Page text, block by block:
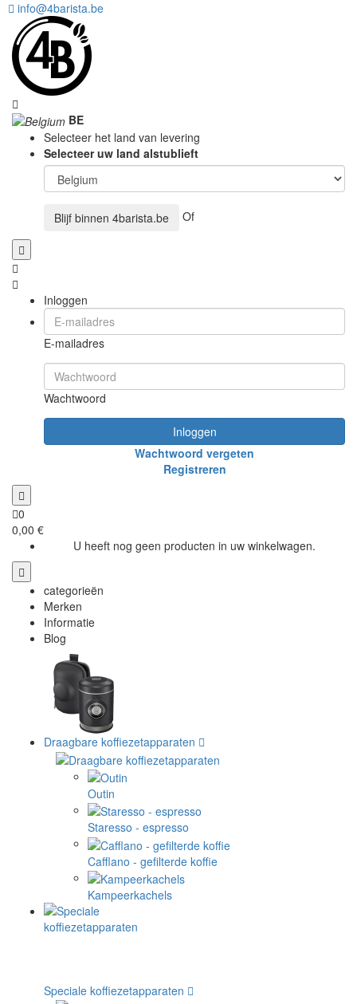
info@4barista.be
BE
Selecteer het land van levering
Selecteer uw land alstublieft
Blijf binnen 4barista.be Of
Inloggen
E-mailadres
Wachtwoord
Inloggen
Wachtwoord vergeten
Registreren
0
0,00 €
U heeft nog geen producten in uw winkelwagen.
categorieën
Merken
Informatie
Blog
Draagbare koffiezetapparaten
Outin
Staresso - espresso
Cafflano - gefilterde koffie
Kampeerkachels
Speciale koffiezetapparaten